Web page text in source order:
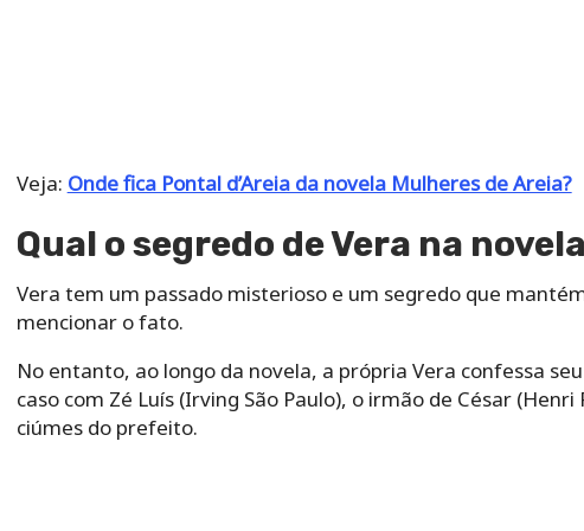
Veja: Onde fica Pontal d’Areia da novela Mulheres de Areia?
Qual o segredo de Vera na
Vera tem um passado misterioso e um segredo que
mencionar o fato.
No entanto, ao longo da novela, a própria Vera confessa
caso com Zé Luís (Irving São Paulo), o irmão de César
ciúmes do prefeito.